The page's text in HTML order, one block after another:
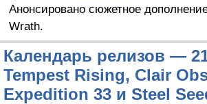
Анонсировано сюжетное
Wrath.
Календарь релизов —
Tempest Rising, Clair
Expedition 33 и Steel